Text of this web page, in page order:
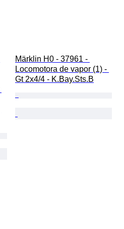
Märklin H0 - 37961 -
Locomotora de vapor (1) -
Gt 2x4/4 - K.Bay.Sts.B